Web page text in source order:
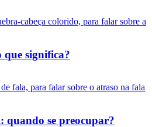
significa?
se preocupar?